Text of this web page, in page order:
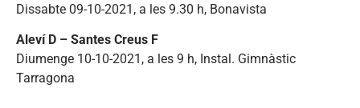
Dissabte 09-10-2021, a les 9.30 h, Bonavista
Aleví D – Santes Creus F
Diumenge 10-10-2021, a les 9 h, Instal. Gimnàstic
Tarragona